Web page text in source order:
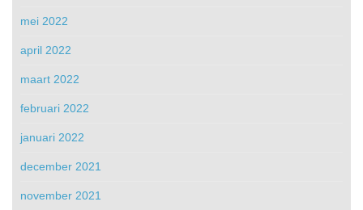
mei 2022
april 2022
maart 2022
februari 2022
januari 2022
december 2021
november 2021